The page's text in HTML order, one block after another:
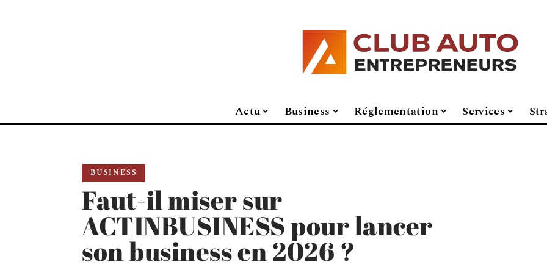
Actu Business Réglementation Services
BUSINESS
Faut-il miser sur
ACTINBUSINESS pour lancer
son business en 2026 ?